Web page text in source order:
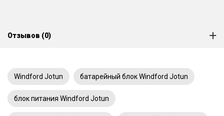
Отзывов (0)
Windford Jotun батарейный блок Windford Jotun
блок питания Windford Jotun